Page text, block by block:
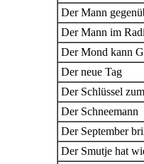
Der Mann
Der Mann im
Der Mond kann
Der neue Tag
Der Schlüssel
Der Schneemann
Der September
Der Smutje hat